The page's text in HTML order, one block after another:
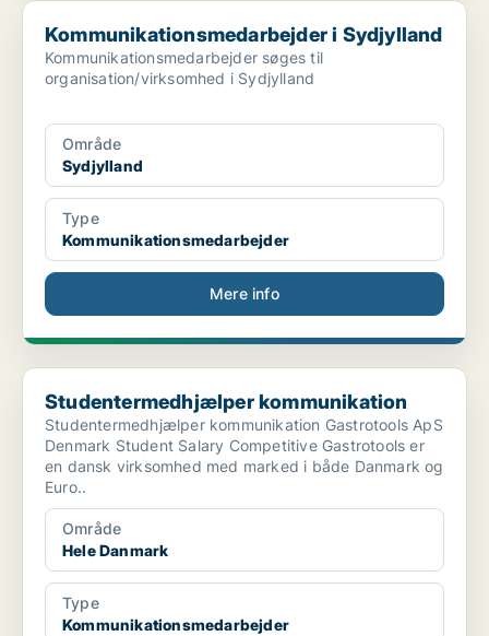
Kommunikationsmedarbejder i Sydjylland
Kommunikationsmedarbejder i Sydjylland
Kommunikationsmedarbejder søges til
organisation/virksomhed i Sydjylland
Område
Sydjylland
Type
Kommunikationsmedarbejder
Mere info
Studentermedhjælper kommunikation
Studentermedhjælper kommunikation
Studentermedhjælper kommunikation Gastrotools ApS
Denmark Student Salary Competitive Gastrotools er
en dansk virksomhed med marked i både Danmark og
Euro..
Område
Hele Danmark
Type
Kommunikationsmedarbejder